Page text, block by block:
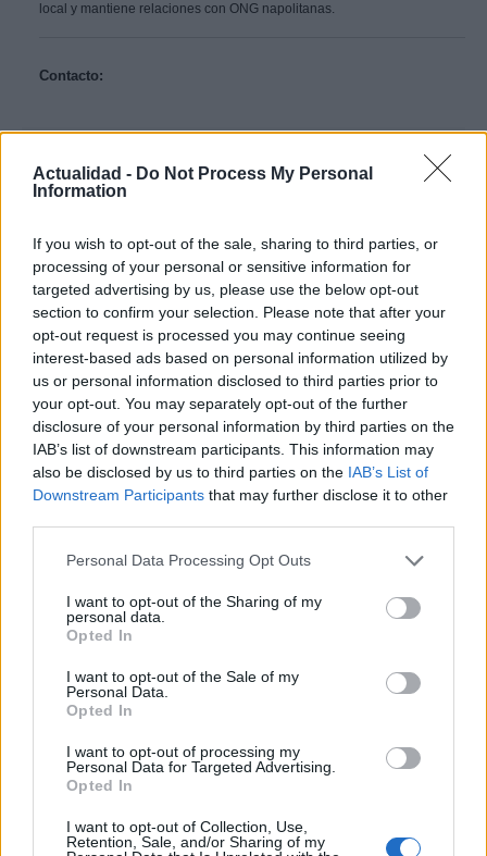
Actualidad - Do Not Process My Personal
Information
If you wish to opt-out of the sale, sharing to third parties, or
processing of your personal or sensitive information for
targeted advertising by us, please use the below opt-out
section to confirm your selection. Please note that after your
opt-out request is processed you may continue seeing
interest-based ads based on personal information utilized by
us or personal information disclosed to third parties prior to
your opt-out. You may separately opt-out of the further
disclosure of your personal information by third parties on the
IAB’s list of downstream participants. This information may
also be disclosed by us to third parties on the IAB’s List of
Downstream Participants that may further disclose it to other
Please note that this website/app uses one or more Google
not limited to your visit or usage behaviour. You may click to
grant or deny consent to Google and its third-party tags to
use your data for below specified purposes in below Google
consent section.
Personal Data Processing Opt Outs
I want to opt-out of the Sharing of my
personal data.
Opted In
I want to opt-out of the Sale of my
Personal Data.
Opted In
I want to opt-out of processing my
Personal Data for Targeted Advertising.
Opted In
I want to opt-out of Collection, Use,
Retention, Sale, and/or Sharing of my
local y mantiene relaciones con ONG napolitanas.
Contacto:
ARTÍCULO SIGUIENTE
Más leídos
CULTURA
Barcelona se viste de gala en agosto con…
CULTURA